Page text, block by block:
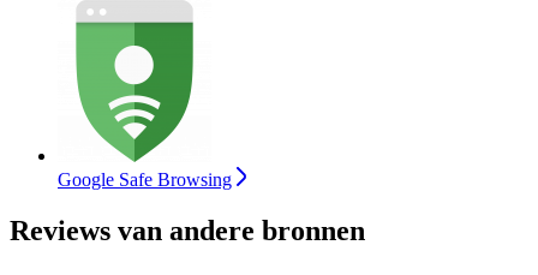
Google Safe Browsing
Reviews van andere bronnen